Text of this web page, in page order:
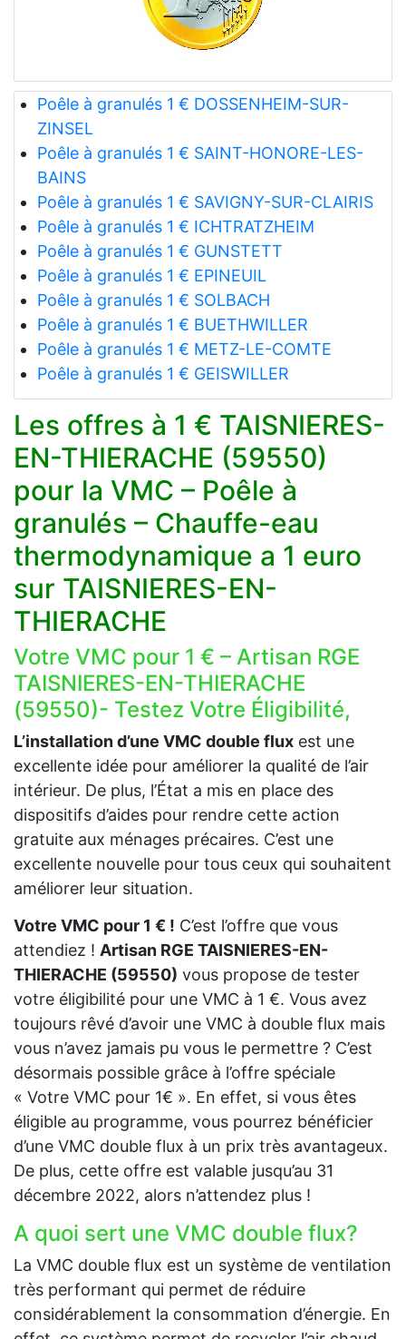
Poêle à granulés 1 € DOSSENHEIM-SUR-
ZINSEL
Poêle à granulés 1 € SAINT-HONORE-LES-
BAINS
Poêle à granulés 1 € SAVIGNY-SUR-CLAIRIS
Poêle à granulés 1 € ICHTRATZHEIM
Poêle à granulés 1 € GUNSTETT
Poêle à granulés 1 € EPINEUIL
Poêle à granulés 1 € SOLBACH
Poêle à granulés 1 € BUETHWILLER
Poêle à granulés 1 € METZ-LE-COMTE
Poêle à granulés 1 € GEISWILLER
Les offres à 1 € TAISNIERES-
EN-THIERACHE (59550)
pour la VMC – Poêle à
granulés – Chauffe-eau
thermodynamique a 1 euro
sur TAISNIERES-EN-
THIERACHE
Votre VMC pour 1 € – Artisan RGE
TAISNIERES-EN-THIERACHE
(59550)- Testez Votre Éligibilité,
L’installation d’une VMC double flux est une
excellente idée pour améliorer la qualité de l’air
intérieur. De plus, l’État a mis en place des
dispositifs d’aides pour rendre cette action
gratuite aux ménages précaires. C’est une
excellente nouvelle pour tous ceux qui souhaitent
améliorer leur situation.
Votre VMC pour 1 € ! C’est l’offre que vous
attendiez ! Artisan RGE TAISNIERES-EN-
THIERACHE (59550) vous propose de tester
votre éligibilité pour une VMC à 1 €. Vous avez
toujours rêvé d’avoir une VMC à double flux mais
vous n’avez jamais pu vous le permettre ? C’est
désormais possible grâce à l’offre spéciale
« Votre VMC pour 1€ ». En effet, si vous êtes
éligible au programme, vous pourrez bénéficier
d’une VMC double flux à un prix très avantageux.
De plus, cette offre est valable jusqu’au 31
décembre 2022, alors n’attendez plus !
A quoi sert une VMC double flux?
La VMC double flux est un système de ventilation
très performant qui permet de réduire
considérablement la consommation d’énergie. En